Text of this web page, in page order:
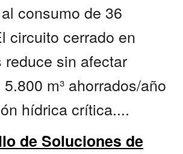
consumo de 36
circuito cerrado en
sin afectar
m³ ahorrados/año
hídrica crítica....
de Soluciones de